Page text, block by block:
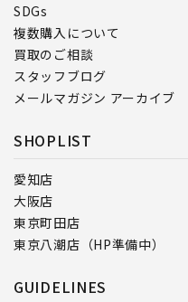
SDGs
複数購入について
買取のご相談
スタッフブログ
メールマガジン アーカイブ
SHOPLIST
愛知店
大阪店
東京町田店
東京八潮店（HP準備中）
GUIDELINES